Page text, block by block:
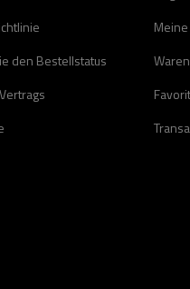
den Bestellstatus
Favorit